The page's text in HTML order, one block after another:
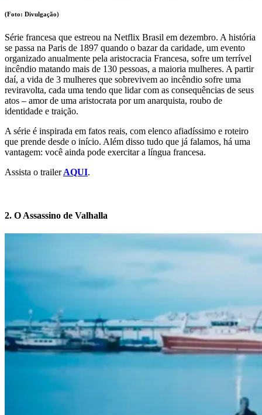
(Foto: Divulgação)
Série francesa que estreou na Netflix Brasil em dezembro. A história
se passa na Paris de 1897 quando o bazar da caridade, um evento
organizado anualmente pela aristocracia Francesa, sofre um terrível
incêndio matando mais de 130 pessoas, a maioria mulheres. A partir
daí, a vida de 3 mulheres que sobrevivem ao incêndio sofre uma
reviravolta, cada uma tendo que lidar com as consequências de seus
atos – amor de uma aristocrata por um anarquista, roubo de
identidade e traição.
A série é inspirada em fatos reais, com elenco afiadíssimo e roteiro
que prende desde o início. Além disso tudo que já falamos, há uma
vantagem: você ainda pode exercitar a língua francesa.
Assista o trailer AQUI.
2. O Assassino de Valhalla